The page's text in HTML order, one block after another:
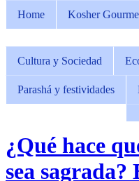
Home
Kosher
Cultura y Sociedad
Parashá y festividades
¿Qué hace
sea